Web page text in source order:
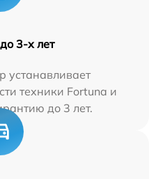
3-х лет
устанавливает
техники Fortuna и
до 3 лет.